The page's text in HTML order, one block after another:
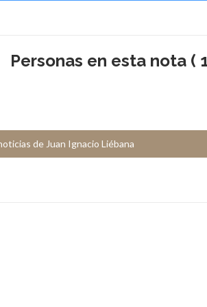
Personas en esta nota (
de Juan Ignacio Liébana